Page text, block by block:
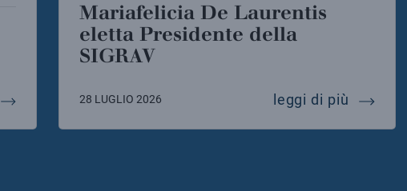
verso einstein telescope
Mariafelicia De Laurentis
eletta Presidente della
SIGRAV
28 LUGLIO 2026 leggi di più